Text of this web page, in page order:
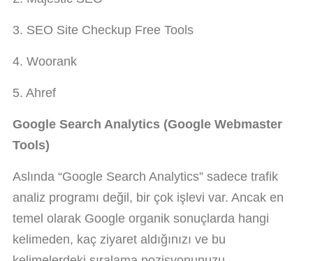
3. SEO Site Checkup Free Tools
4. Woorank
5. Ahref
Google Search Analytics (Google Webmaster
Tools)
Aslında “Google Search Analytics” sadece trafik
analiz programı değil, bir çok işlevi var. Ancak en
temel olarak Google organik sonuçlarda hangi
kelimeden, kaç ziyaret aldığınızı ve bu